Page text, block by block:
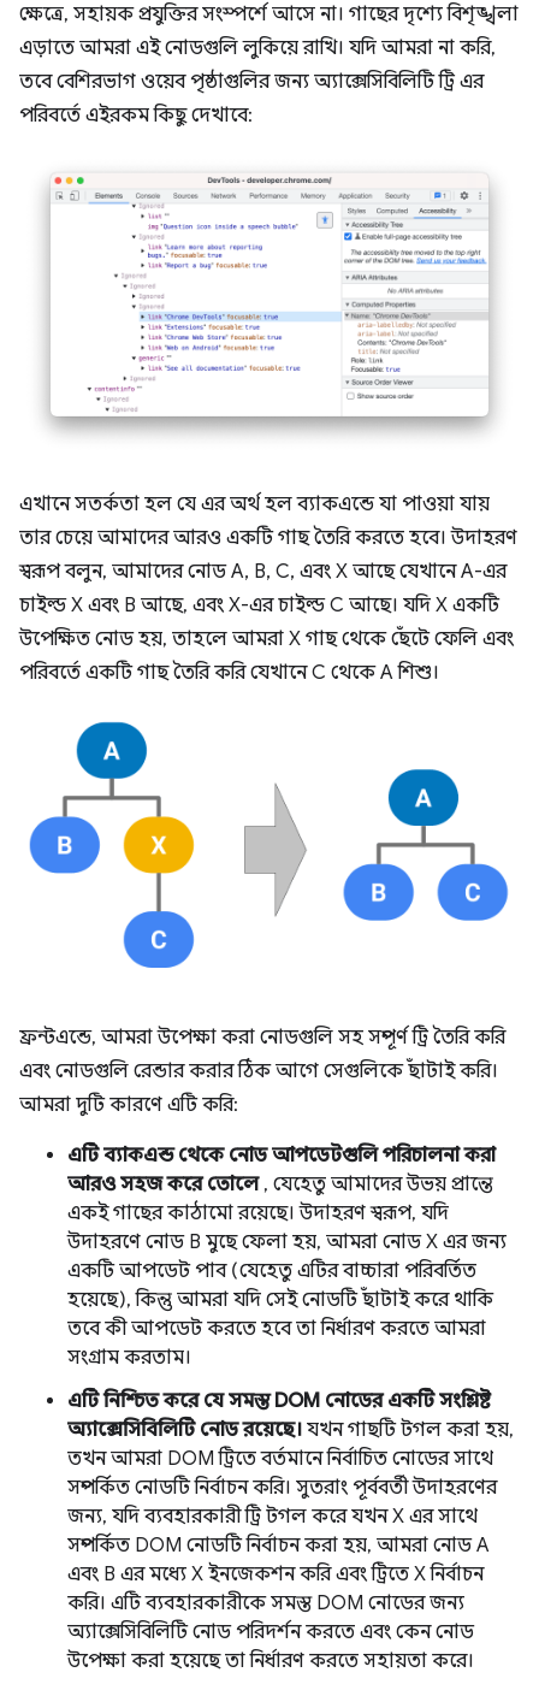
ক্ষেত্রে, সহায়ক প্রযুক্তির সংস্পর্শে আসে না। গাছের দৃশ্যে বিশৃঙ্খলা
এড়াতে আমরা এই নোডগুলি লুকিয়ে রাখি। যদি আমরা না করি,
তবে বেশিরভাগ ওয়েব পৃষ্ঠাগুলির জন্য অ্যাক্সেসিবিলিটি ট্রি এর
পরিবর্তে এইরকম কিছু দেখাবে:
এখানে সতর্কতা হল যে এর অর্থ হল ব্যাকএন্ডে যা পাওয়া যায়
তার চেয়ে আমাদের আরও একটি গাছ তৈরি করতে হবে। উদাহরণ
স্বরূপ বলুন, আমাদের নোড A, B, C, এবং X আছে যেখানে A-এর
চাইল্ড X এবং B আছে, এবং X-এর চাইল্ড C আছে। যদি X একটি
উপেক্ষিত নোড হয়, তাহলে আমরা X গাছ থেকে ছেঁটে ফেলি এবং
পরিবর্তে একটি গাছ তৈরি করি যেখানে C থেকে A শিশু।
ফ্রন্টএন্ডে, আমরা উপেক্ষা করা নোডগুলি সহ সম্পূর্ণ ট্রি তৈরি করি
এবং নোডগুলি রেন্ডার করার ঠিক আগে সেগুলিকে ছাঁটাই করি।
আমরা দুটি কারণে এটি করি:
এটি ব্যাকএন্ড থেকে নোড আপডেটগুলি পরিচালনা করা
আরও সহজ করে তোলে, যেহেতু আমাদের উভয় প্রান্তে
একই গাছের কাঠামো রয়েছে। উদাহরণ স্বরূপ, যদি
উদাহরণে নোড B মুছে ফেলা হয়, আমরা নোড X এর জন্য
একটি আপডেট পাব (যেহেতু এটির বাচ্চারা পরিবর্তিত
হয়েছে), কিন্তু আমরা যদি সেই নোডটি ছাঁটাই করে থাকি
তবে কী আপডেট করতে হবে তা নির্ধারণ করতে আমরা
সংগ্রাম করতাম।
এটি নিশ্চিত করে যে সমস্ত DOM নোডের একটি সংশ্লিষ্ট
অ্যাক্সেসিবিলিটি নোড রয়েছে। যখন গাছটি টগল করা হয়,
তখন আমরা DOM ট্রিতে বর্তমানে নির্বাচিত নোডের সাথে
সম্পর্কিত নোডটি নির্বাচন করি। সুতরাং পূর্ববর্তী উদাহরণের
জন্য, যদি ব্যবহারকারী ট্রি টগল করে যখন X এর সাথে
সম্পর্কিত DOM নোডটি নির্বাচন করা হয়, আমরা নোড A
এবং B এর মধ্যে X ইনজেকশন করি এবং ট্রিতে X নির্বাচন
করি। এটি ব্যবহারকারীকে সমস্ত DOM নোডের জন্য
অ্যাক্সেসিবিলিটি নোড পরিদর্শন করতে এবং কেন নোড
উপেক্ষা করা হয়েছে তা নির্ধারণ করতে সহায়তা করে।